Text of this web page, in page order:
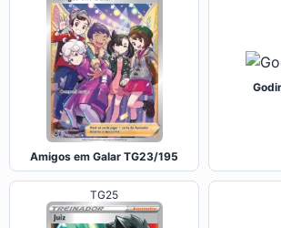
Amigos em Galar TG23/195
TG25